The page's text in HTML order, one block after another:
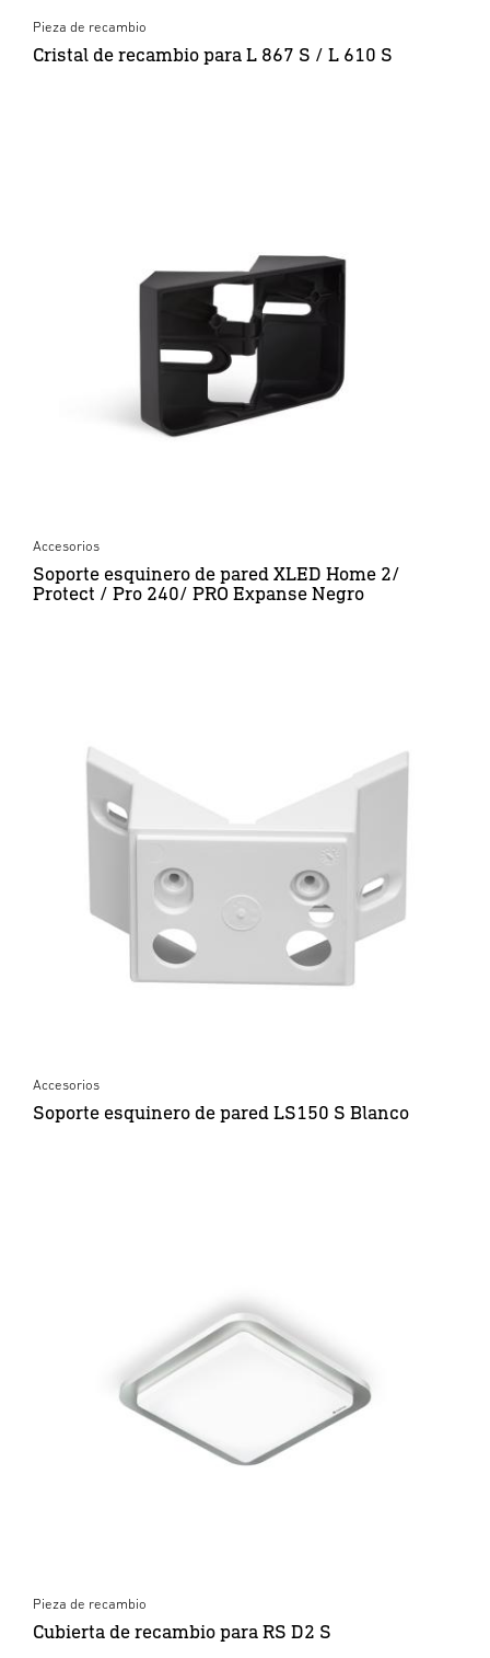
Pieza de recambio
Cristal de recambio para L 867 S / L 610 S
Accesorios
Soporte esquinero de pared XLED Home 2/
Protect / Pro 240/ PRO Expanse Negro
Accesorios
Soporte esquinero de pared LS150 S Blanco
Pieza de recambio
Cubierta de recambio para RS D2 S